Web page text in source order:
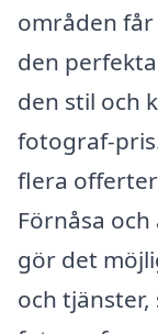
områden
den
den stil och
fotograf-
flera
Förnåsa
gör det
och tjänster,